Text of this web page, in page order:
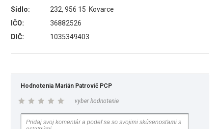
Sídlo:
232, 956 15 Kovarce
IČO:
36882526
DIČ:
1035349403
Hodnotenia Marián Patrovič PCP
vyber hodnotenie